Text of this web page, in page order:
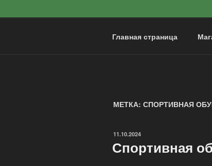
Главная страница
МЕТКА: СПОРТИВНАЯ
ОПУБЛИКОВАНО
11.10.2024
Спортивная